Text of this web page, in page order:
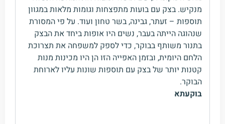
מנקיש. בצק עם בועות מתפצחות וגומות מלאות במגוון
תוספות – זעתר, גבינה, בשר טחון ועוד. על פי המסורת
שנהוגה הייתה בעבר, נשים היו אופות ביחד את הבצק
בתנור משותף בבוקר, כדי לספק למשפחה את תצרוכת
הלחם היומית, ובזמן האפייה הזו הן היו מכינות מנות
קטנות יותר של בצק עם תוספות שונות עליו לארוחת
הבוקר.
בוקעתא